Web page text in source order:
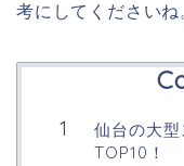
考にしてくださいね
仙台の大
TOP10！